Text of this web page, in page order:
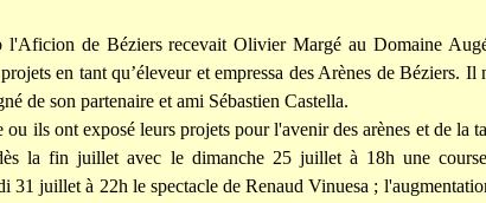
l'Aficion de Béziers recevait Olivier Margé au Domaine
en tant qu’éleveur et empressa des Arènes de Béziers. Il
de son partenaire et ami Sébastien Castella.
ou ils ont exposé leurs projets pour l'avenir des arènes et de la
la fin juillet avec le dimanche 25 juillet à 18h une course
31 juillet à 22h le spectacle de Renaud Vinuesa ;